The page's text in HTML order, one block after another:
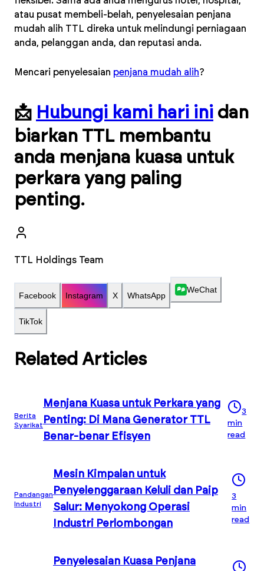
atau pusat membeli-belah, penyelesaian penjana
mudah alih TTL direka untuk melindungi perniagaan
anda, pelanggan anda, dan reputasi anda.
Mencari penyelesaian penjana mudah alih?
📩 Hubungi kami hari ini dan
biarkan TTL membantu
anda menjana kuasa untuk
perkara yang paling
penting.
TTL Holdings Team
Facebook Instagram X WhatsApp
WeChat
TikTok
Related Articles
Berita
Syarikat
Menjana Kuasa untuk Perkara yang
Penting: Di Mana Generator TTL
Benar-benar Efisyen
3
min
read
Pandangan
Industri
Mesin Kimpalan untuk
Penyelenggaraan Keluli dan Paip
Salur: Menyokong Operasi
Industri Perlombongan
3
min
read
Penyelesaian Kuasa Penjana